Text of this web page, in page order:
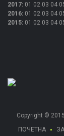
2017: 01 02 03 04
2016: 01 02 03 04
2015: 01 02 03 04
Copyright ©
ПОЧЕТНА